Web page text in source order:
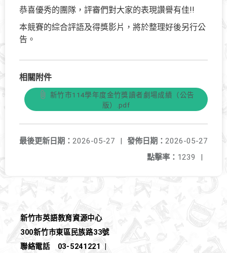
恭喜優秀的團隊，評審們對大家的表現讚譽有佳!!
本競賽的綜合評語及得獎影片，將於整理好後另行公
告。
相關附件
版）.pdf
發佈日期： 2026-05-27
最後更新日期： 2026-05-27
|
點擊率： 1239 |
新竹市英語教育資源中心
300新竹市東區民族路33號
聯絡電話
03-5241221